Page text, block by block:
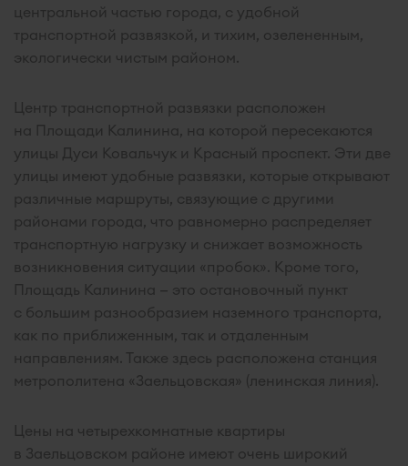
центральной частью города, с удобной
транспортной развязкой, и тихим, озелененным,
экологически чистым районом.
Центр транспортной развязки расположен
на Площади Калинина, на которой пересекаются
улицы Дуси Ковальчук и Красный проспект. Эти две
улицы имеют удобные развязки, которые открывают
различные маршруты, связующие с другими
районами города, что равномерно распределяет
транспортную нагрузку и снижает возможность
возникновения ситуации «пробок». Кроме того,
Площадь Калинина — это остановочный пункт
с большим разнообразием наземного транспорта,
как по приближенным, так и отдаленным
направлениям. Также здесь расположена станция
метрополитена «Заельцовская» (ленинская линия).
Цены на четырехкомнатные квартиры
в Заельцовском районе имеют очень широкий